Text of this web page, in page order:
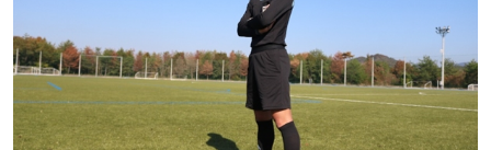
広島国際大学の概要
入試情報
2022
2021
2023
2022
2024
2023
2025
2024
2026
2025
教職員の活動
2026
高大連携